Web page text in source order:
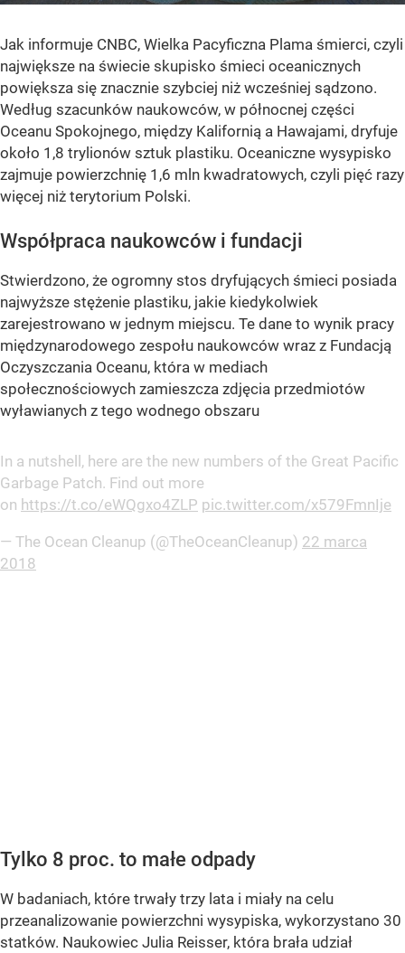
Jak informuje CNBC, Wielka Pacyficzna Plama śmierci, czyli
największe na świecie skupisko śmieci oceanicznych
powiększa się znacznie szybciej niż wcześniej sądzono.
Według szacunków naukowców, w północnej części
Oceanu Spokojnego, między Kalifornią a Hawajami, dryfuje
około 1,8 trylionów sztuk plastiku. Oceaniczne wysypisko
zajmuje powierzchnię 1,6 mln kwadratowych, czyli pięć razy
więcej niż terytorium Polski.
Współpraca naukowców i fundacji
Stwierdzono, że ogromny stos dryfujących śmieci posiada
najwyższe stężenie plastiku, jakie kiedykolwiek
zarejestrowano w jednym miejscu. Te dane to wynik pracy
międzynarodowego zespołu naukowców wraz z Fundacją
Oczyszczania Oceanu, która w mediach
społecznościowych zamieszcza zdjęcia przedmiotów
wyławianych z tego wodnego obszaru
In a nutshell, here are the new numbers of the Great Pacific
Garbage Patch. Find out more
on https://t.co/eWQgxo4ZLP pic.twitter.com/x579FmnIje
— The Ocean Cleanup (@TheOceanCleanup) 22 marca
2018
Tylko 8 proc. to małe odpady
W badaniach, które trwały trzy lata i miały na celu
przeanalizowanie powierzchni wysypiska, wykorzystano 30
statków. Naukowiec Julia Reisser, która brała udział